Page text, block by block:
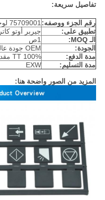
تفاصيل سريعة:
رقم الجزء ووصفه:75709001 لوحة المفاتيح الحرير
تطبيق على:
جيربر أوتو كاتر GT7250 S7200
الـ MOQ:
1ص
الجودة:
OEM جودة عالية
مدة الدفع:
100% TT مقدماً
مدة التسليم:
EXW
المزيد من الصور واضحة هنا: